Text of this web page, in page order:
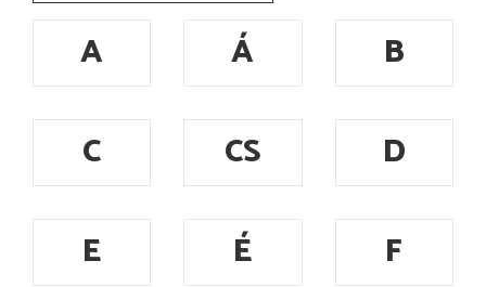
A Á
B
C
CS
D
E
É
F